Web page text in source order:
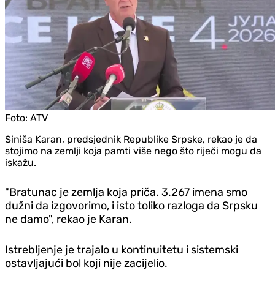
Foto: ATV
Siniša Karan, predsjednik Republike Srpske, rekao je da
stojimo na zemlji koja pamti više nego što riječi mogu da
iskažu.
"Bratunac je zemlja koja priča. 3.267 imena smo
dužni da izgovorimo, i isto toliko razloga da Srpsku
ne damo", rekao je Karan.
Istrebljenje je trajalo u kontinuitetu i sistemski
ostavljajući bol koji nije zacijelio.